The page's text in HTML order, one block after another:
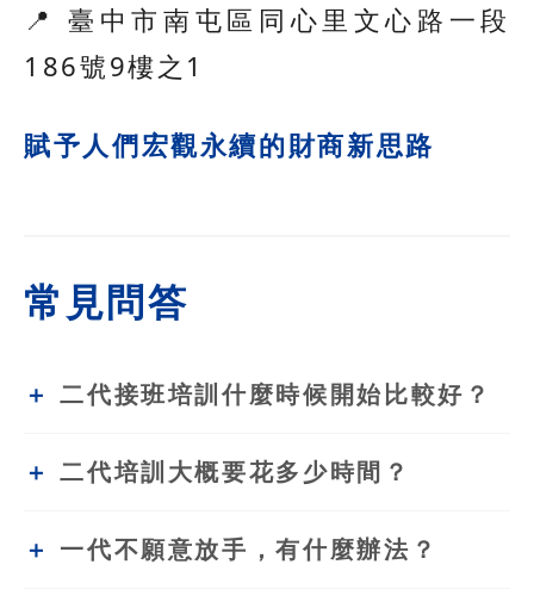
📍 臺中市南屯區同心里文心路一段
186號9樓之1
賦予人們宏觀永續的財商新思路
常見問答
二代接班培訓什麼時候開始比較好？
二代培訓大概要花多少時間？
一代不願意放手，有什麼辦法？